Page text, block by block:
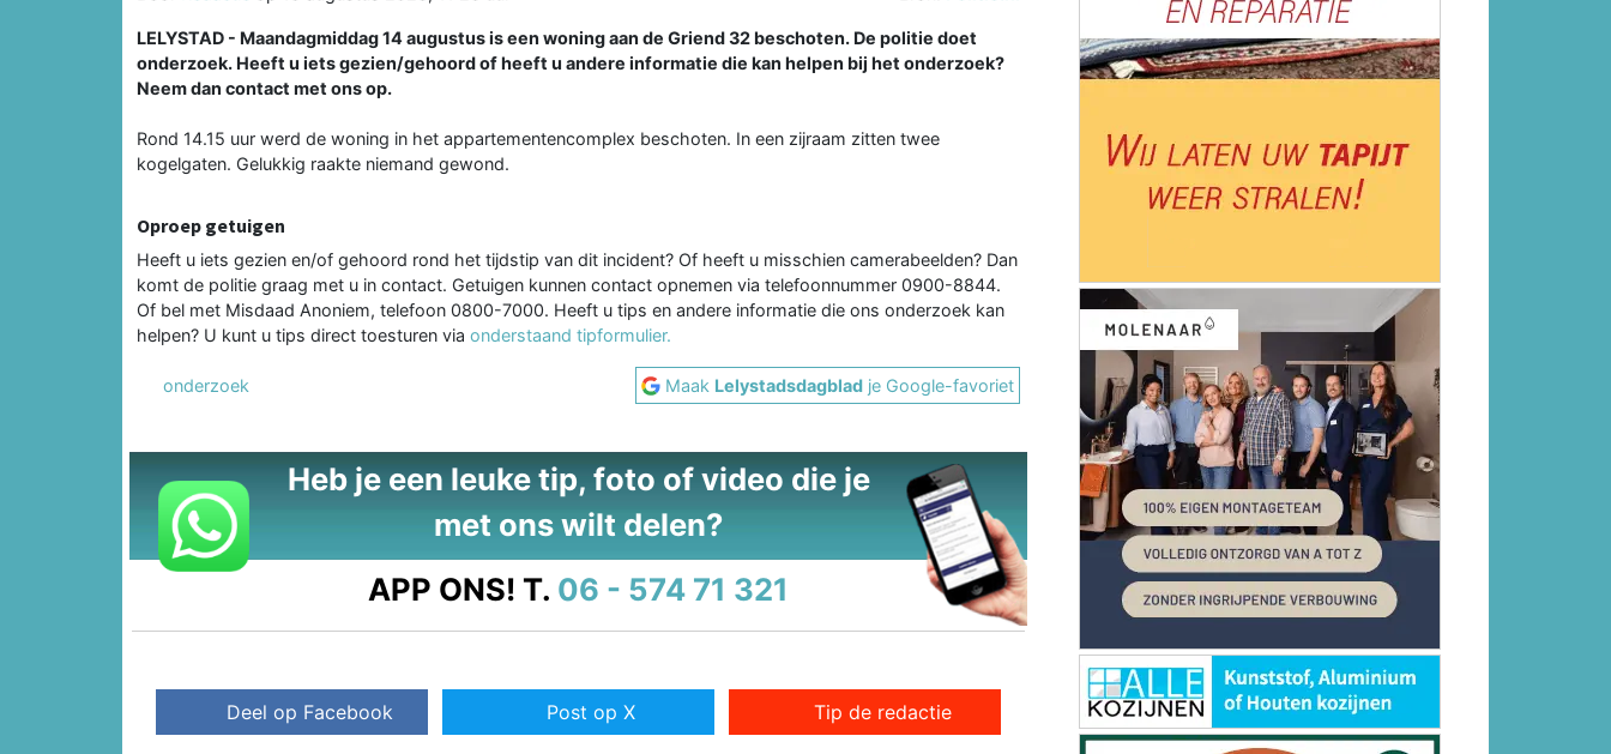
LELYSTAD - Maandagmiddag 14 augustus is een woning aan de Griend 32 beschoten. De politie doet
onderzoek. Heeft u iets gezien/gehoord of heeft u andere informatie die kan helpen bij het onderzoek?
Neem dan contact met ons op.
Rond 14.15 uur werd de woning in het appartementencomplex beschoten. In een zijraam zitten twee
kogelgaten. Gelukkig raakte niemand gewond.
Oproep getuigen
Heeft u iets gezien en/of gehoord rond het tijdstip van dit incident? Of heeft u misschien camerabeelden? Dan
komt de politie graag met u in contact. Getuigen kunnen contact opnemen via telefoonnummer 0900-8844.
Of bel met Misdaad Anoniem, telefoon 0800-7000. Heeft u tips en andere informatie die ons onderzoek kan
helpen? U kunt u tips direct toesturen via onderstaand tipformulier.
onderzoek Maak Lelystadsdagblad je Google-favoriet
Heb je een leuke tip, foto of video die je
met ons wilt delen?
APP ONS! T. 06 - 574 71 321
Deel op Facebook Post op X Tip de redactie